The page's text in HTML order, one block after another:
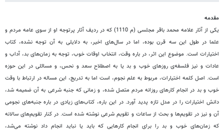
مقدمه
یکی از آثار علامه محمد باقر مجلسی (م 1110) که در ردیف آثار پرتوجه او از سوی عامه مردم و
علما در طول این سه قرن بوده، اما در سال‌های اخیر، به دلایلی به آن توجه نشده، کتاب
اختیارات است. موضوع این اثر، در باره وقت، انتخاب اوقات خوب، توجه به زمان‌های بد، آداب و
عادات و نیز فلسفه‌ی روزهای خوب و بد یا به اصطلاح سعد و نحس، و مسائلی در این حوزه
است. اصل کلمه اختیارات، مربوط به علم نجوم، است اما به تدریج، این مساله در ارتباط با وقت
خوب و بد در انجام کارهای روزانه مردم متصل شده، و زمانی که جنبه شرعی به آن ضمیمه شد،
دانش اختیارات را در مدل تازه پدید آورد. در این باره، کتاب‌های زیادی در باره جنبه‌های نجومی
آن و نیز در تقویم‌ها و بحث از ساعات و تقویم شرعی نوشته شده است. در کنار تقویم‌های سالانه
که زمان‌های خوب و بد را برای انجام کارهایی که باید یا نباید انجام داد نوشته می‌شد،